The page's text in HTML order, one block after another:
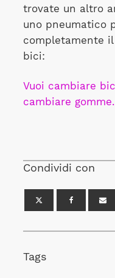
trovate un altro
uno pneumatico
completamente
bici:
Vuoi cambiare
cambiare
Condividi con
Tags